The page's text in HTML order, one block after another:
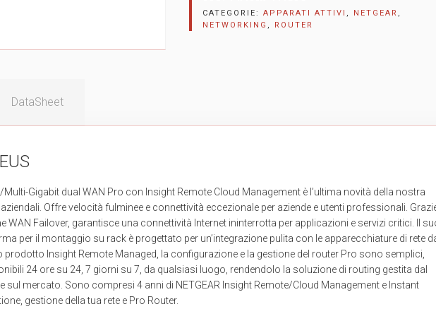
CATEGORIE: APPARATI ATTIVI , NETGEAR ,
NETWORKING , ROUTER
DataSheet
Multi-Gigabit dual WAN Pro con Insight Remote Cloud Management è l’ultima novità della nostra
Offre velocità fulminee e connettività eccezionale per aziende e utenti professionali.
WAN Failover, garantisce una connettività Internet ininterrotta per applicazioni e servizi critici. Il
per il montaggio su rack è progettato per un’integrazione pulita con le apparecchiature di rete
prodotto Insight Remote Managed, la configurazione e la gestione del router Pro sono semplici,
24 ore su 24, 7 giorni su 7, da qualsiasi luogo, rendendolo la soluzione di routing gestita dal
sul mercato. Sono compresi 4 anni di NETGEAR Insight Remote/Cloud Management e Instant
gestione della tua rete e Pro Router.